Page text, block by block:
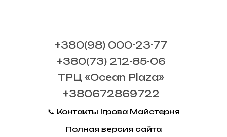
+380(98) 000-23-77
+380(73) 212-85-06
ТРЦ «Ocean Plaza»
+380672869722
📞 Контакты Ігрова Майстерня
Полная версия сайта